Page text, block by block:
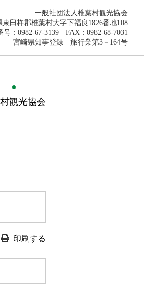
一般社団法人椎葉村観光協会
臼杵郡椎葉村大字下福良1826番地108
号：0982-67-3139 FAX：0982-68-7031
宮崎県知事登録 旅行業第3－164号
観光協会
印刷する